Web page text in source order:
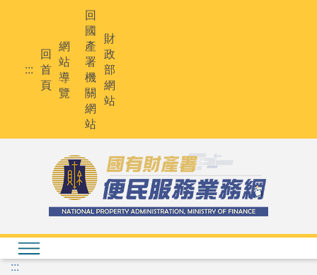
:::
回
首
頁
網
站
導
覽
回
國
產
署
機
關
網
站
財
政
部
網
站
:::